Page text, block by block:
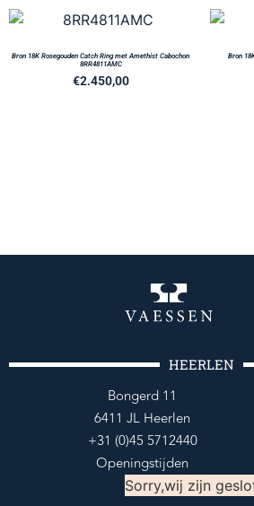
Bron 18K Rosegouden Catch Ring met Amethist Cabochon
8RR4811AMC
€2.450,00
Bron
HEERLEN
Bongerd 11
6411 JL Heerlen
+31 (0)45 5712440
Openingstijden
Sorry,wij zijn